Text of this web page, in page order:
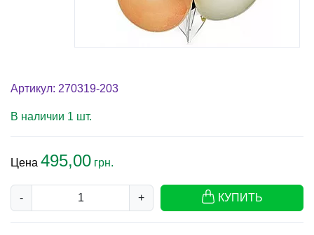
Артикул: 270319-203
В наличии 1 шт.
Цена 495,00 грн.
- + КУПИТЬ